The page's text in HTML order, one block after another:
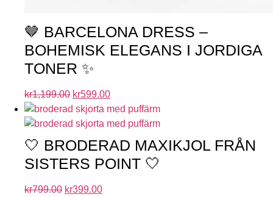
🤎 BARCELONA DRESS –
BOHEMISK ELEGANS I JORDIGA
TONER ✨
kr1,199.00 kr599.00
🤍 BRODERAD MAXIKJOL FRÅN
SISTERS POINT 🤍
kr799.00 kr399.00